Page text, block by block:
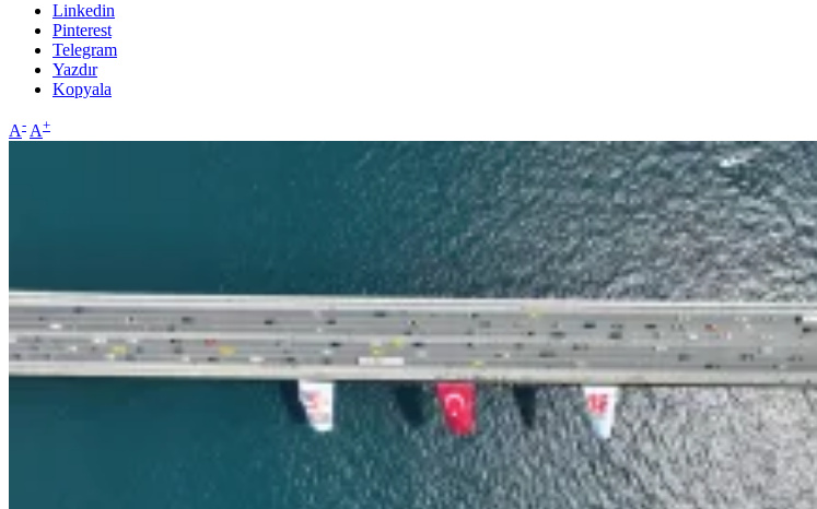
Linkedin
Pinterest
Telegram
Yazdır
Kopyala
A- A+